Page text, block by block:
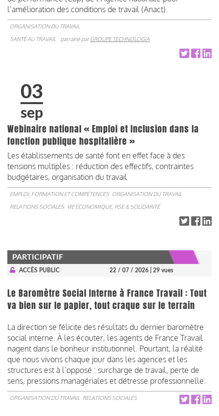
l’amélioration des conditions de travail (Anact).
ORGANISATION DU TRAVAIL
SANTÉ AU TRAVAIL
parrainé parGROUPE TECHNOLOGIA
03
sep
Webinaire national « Emploi et Inclusion dans la
fonction publique hospitalière »
Les établissements de santé font en effet face à des
tensions multiples : réduction des effectifs, contraintes
budgétaires, organisation du travail
EMPLOI, FORMATION ET COMPÉTENCES ORGANISATION DU TRAVAIL
RELATIONS SOCIALES VIE ÉCONOMIQUE, RSE & SOLIDARITÉ
PARTICIPATIF
ACCÈS PUBLIC 22 / 07 / 2026 | 29 vues
Le Baromètre Social Interne à France Travail : Tout
va bien sur le papier, tout craque sur le terrain
La direction se félicite des résultats du dernier baromètre
social interne. À les écouter, les agents de France Travail
nagent dans le bonheur institutionnel. Pourtant, la réalité
que nous vivons chaque jour dans les agences et les
structures est à l’opposé : surcharge de travail, perte de
sens, pressions managériales et détresse professionnelle.
ORGANISATION DU TRAVAIL RELATIONS SOCIALES